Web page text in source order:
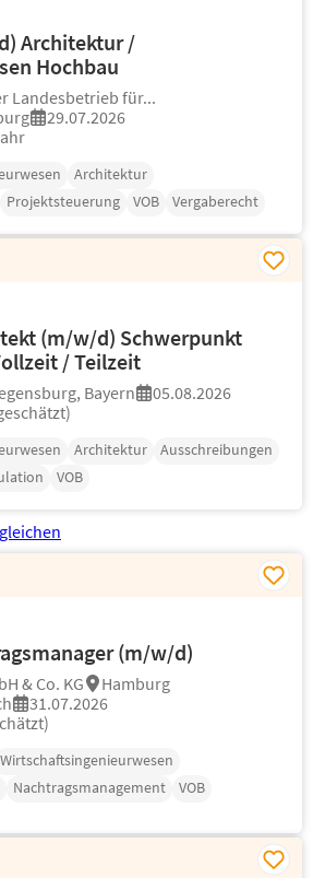
Architektur /
Hochbau
Landesbetrieb für...
29.07.2026
Architektur
Projektsteuerung VOB Vergaberecht
(m/w/d) Schwerpunkt
/ Teilzeit
Bayern
05.08.2026
Architektur
Ausschreibungen
VOB
(m/w/d)
& Co. KG
Hamburg
31.07.2026
Wirtschaftsingenieurwesen
Nachtragsmanagement
VOB